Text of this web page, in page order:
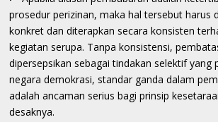
prosedur perizinan, maka hal tersebut harus
konkret dan diterapkan secara konsisten
kegiatan serupa. Tanpa konsistensi,
dipersepsikan sebagai tindakan selektif yang
negara demokrasi, standar ganda dalam
adalah ancaman serius bagi prinsip
desaknya.